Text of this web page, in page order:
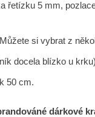
řetízku 5 mm,
Můžete si vybrat z
docela blízko u krku)
50 cm.
dárkové